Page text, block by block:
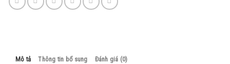
Mô tả Thông tin bổ sung Đánh giá (0)